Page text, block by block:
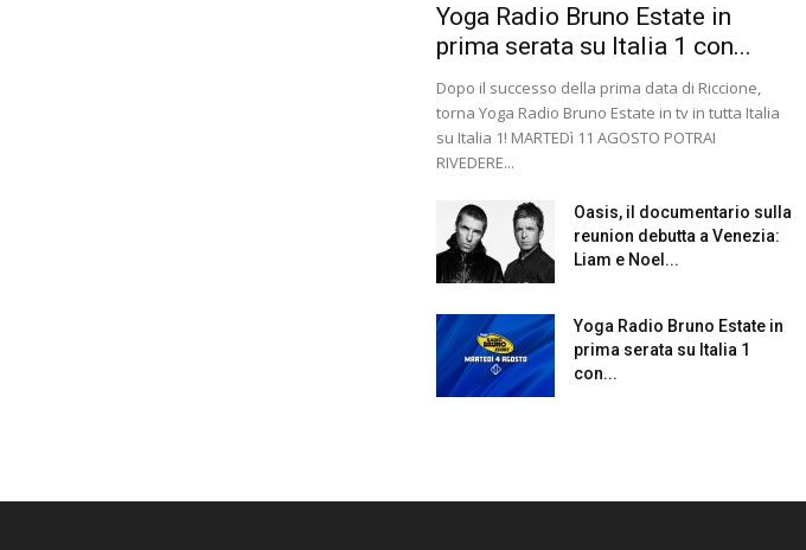
Yoga Radio Bruno Estate in
prima serata su Italia 1 con...
Dopo il successo della prima data di Riccione,
torna Yoga Radio Bruno Estate in tv in tutta Italia
su Italia 1! MARTEDì 11 AGOSTO POTRAI
RIVEDERE...
Oasis, il documentario sulla
reunion debutta a Venezia:
Liam e Noel...
Yoga Radio Bruno Estate in
prima serata su Italia 1
con...